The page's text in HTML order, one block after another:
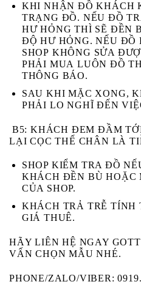
KHI NHẬN ĐỒ KHÁCH
TRẠNG ĐỒ. NẾU ĐỒ
HƯ HỎNG THÌ SẼ ĐỀN
ĐỘ HƯ HỎNG. NẾU ĐỒ
SHOP KHÔNG SỬA
PHẢI MUA LUÔN ĐỒ
THÔNG BÁO.
SAU KHI MẶC XONG,
PHẢI LO NGHĨ ĐẾN
B5: KHÁCH ĐEM ĐẦM
LẠI CỌC THẾ CHÂN LÀ
SHOP KIỂM TRA ĐỒ
KHÁCH ĐỀN BÙ HOẶC
CỦA SHOP.
KHÁCH TRẢ TRỄ TÍNH
GIÁ THUÊ.
HÃY LIÊN HỆ NGAY
VẤN CHỌN MẪU NHÉ.
PHONE/ZALO/VIBER: